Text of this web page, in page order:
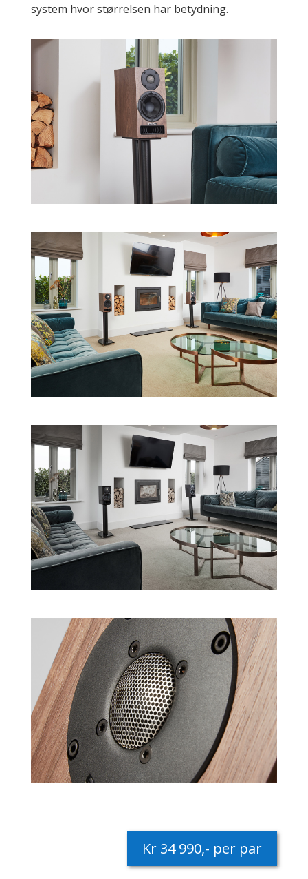
system hvor størrelsen har betydning.
Kr 34 990,- per par